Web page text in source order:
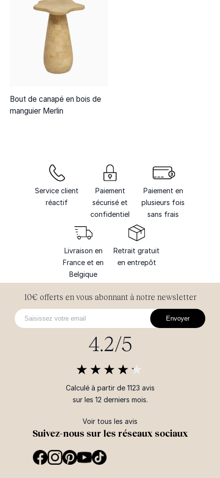
Bout de canapé en bois de
manguier Merlin
Service client
réactif
Paiement
sécurisé et
confidentiel
Paiement en
plusieurs fois
sans frais
Livraison en
France et en
Belgique
Retrait gratuit
en entrepôt
Suivez-nous sur les réseaux sociaux
10€ offerts en vous abonnant à notre newsletter
Envoyer
4.2/5
Calculé à partir de 1123 avis
sur les 12 derniers mois.
Voir tous les avis